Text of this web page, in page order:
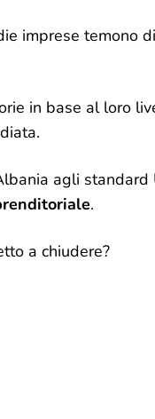
imprese temono di
in base al loro
agli standard
.
a chiudere?